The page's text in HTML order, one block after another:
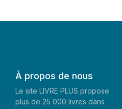
À propos de nous
Le site LIVRE PLUS propose
plus de 25 000 livres dans